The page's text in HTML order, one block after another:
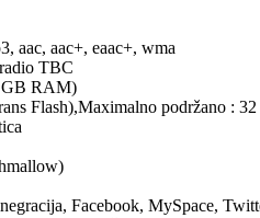
aac, aac+, eaac+, wma
TBC
RAM)
Flash),Maximalno podržano :
Facebook, MySpace,